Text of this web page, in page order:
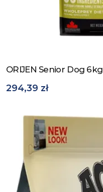
Zobacz produkt
ORIJEN Senior Dog 6kg
294,39 zł